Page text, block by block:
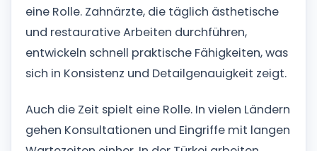
eine Rolle. Zahnärzte, die täglich ästhetische
und restaurative Arbeiten durchführen,
entwickeln schnell praktische Fähigkeiten, was
sich in Konsistenz und Detailgenauigkeit zeigt.
Auch die Zeit spielt eine Rolle. In vielen Ländern
gehen Konsultationen und Eingriffe mit langen